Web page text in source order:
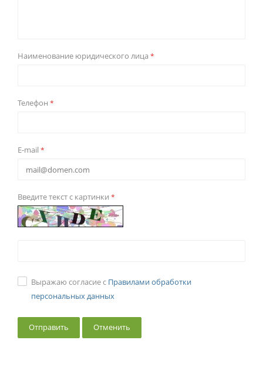
Наименование юридического лица *
Телефон *
E-mail *
Введите текст с картинки *
Выражаю согласие с Правилами обработки
персональных данных
Отменить